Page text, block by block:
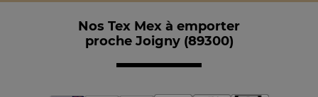
Nos Tex Mex à emporter
proche Joigny (89300)